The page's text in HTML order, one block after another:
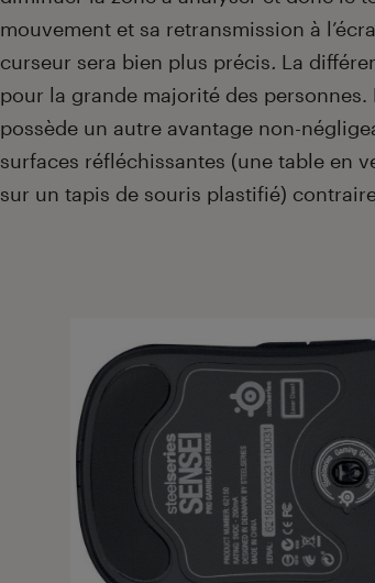
mouvement et sa retransmission à
curseur sera bien plus précis. La
pour la grande majorité des
possède un autre avantage non-
surfaces réfléchissantes (une table en
sur un tapis de souris plastifié)